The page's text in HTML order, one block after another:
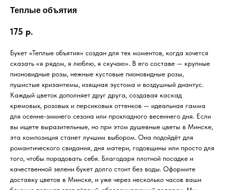
Теплые объятия
175 р.
Букет «Теплые объятия» создан для тех моментов, когда хочется
сказать «я рядом, я люблю, я скучаю». В его составе — крупные
пионовидные розы, нежные кустовые пионовидные розы,
пушистые хризантемы, изящная эустома и воздушный диантус.
Каждый цветок дополняет друг друга, создавая каскад
кремовых, розовых и персиковых оттенков — идеальная гамма
для осенне-зимнего сезона или прохладного весеннего дня. Если
вы ищете выразительные, но при этом душевные цветы в Минске,
эта композиция станет лучшим выбором. Она подойдёт для
романтического свидания, дня матери, годовщины или просто для
того, чтобы порадовать себя. Благодаря плотной посадке и
качественной зелени букет долго стоит без воды. Оформите
доставку цветов в Минске, и уже через несколько часов ваши